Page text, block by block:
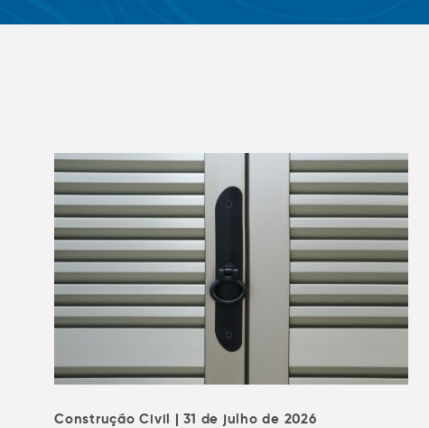
Construção Civil | 31 de julho de 2026